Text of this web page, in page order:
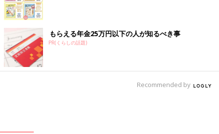
また“小春にとってお母さんと言って思い浮かぶのはだれ？”と聞
かれて、“自分を産んでくれた人がお母さんで、大好きな乳児院
の先生はママ”と答えました。お母さんという存在を呼ぶための
代名詞がうまっているということで、私は“なおさん”と呼ぶこと
にしました」（小春さん）
友だちからは“なんで苗字が違うの？”と聞かれることもありまし
もらえる年金25万円以下の人が知るべき事
PR(くらしの話題)
Recommended by